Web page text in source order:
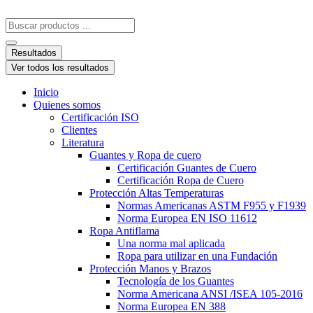
Resultados
Ver todos los resultados
Inicio
Quienes somos
Certificación ISO
Clientes
Literatura
Guantes y Ropa de cuero
Certificación Guantes de Cuero
Certificación Ropa de Cuero
Protección Altas Temperaturas
Normas Americanas ASTM F955 y F1939
Norma Europea EN ISO 11612
Ropa Antiflama
Una norma mal aplicada
Ropa para utilizar en una Fundación
Protección Manos y Brazos
Tecnología de los Guantes
Norma Americana ANSI /ISEA 105-2016
Norma Europea EN 388